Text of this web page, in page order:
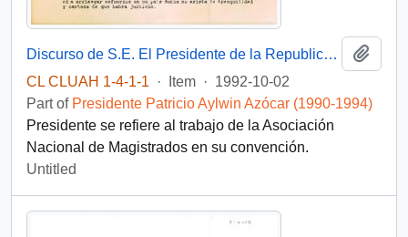
Discurso de S.E. El Presidente de la Republica D. Patricio Aylwin Azocar, en Inauguración de la Convención de Magistrados
CL CLUAH 1-4-1-1
· Item · 1992-10-02
Part of Presidente Patricio Aylwin Azócar (1990-1994)
Presidente se refiere al trabajo de la Asociación
Nacional de Magistrados en su convención.
Untitled